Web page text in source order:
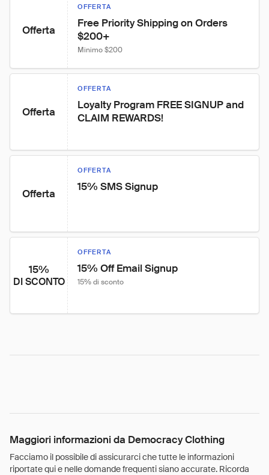
Offerta
OFFERTA
Free Priority Shipping on Orders
$200+
Minimo $200
Offerta
OFFERTA
Loyalty Program FREE SIGNUP and
CLAIM REWARDS!
Offerta
OFFERTA
15% SMS Signup
15%
DI SCONTO
OFFERTA
15% Off Email Signup
15% di sconto
Maggiori informazioni da Democracy Clothing
Facciamo il possibile di assicurarci che tutte le informazioni
riportate qui e nelle domande frequenti siano accurate. Ricorda